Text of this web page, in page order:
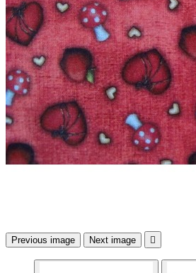
Previous image Next image 